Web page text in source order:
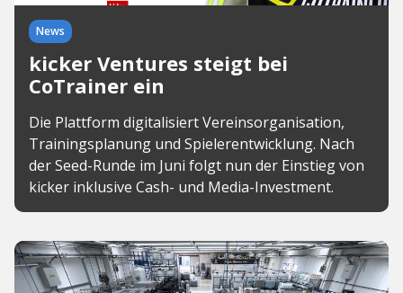
News
kicker Ventures steigt bei
CoTrainer ein
Die Plattform digitalisiert Vereinsorganisation,
Trainingsplanung und Spielerentwicklung. Nach
der Seed-Runde im Juni folgt nun der Einstieg von
kicker inklusive Cash- und Media-Investment.